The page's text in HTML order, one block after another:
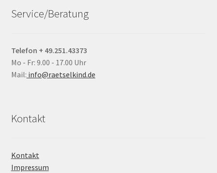
Service/Beratung
Telefon + 49.251.43373
Mo - Fr: 9.00 - 17.00 Uhr
Mail: info@raetselkind.de
Kontakt
Kontakt
Impressum